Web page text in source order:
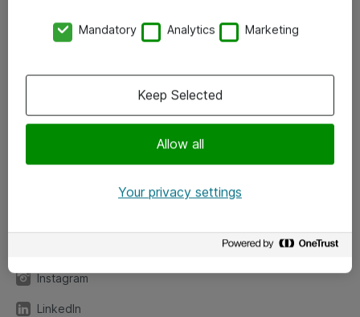
Kontakt
Instagram
LinkedIn
Mandatory Analytics Marketing
Allow all
Keep Selected
Your privacy settings